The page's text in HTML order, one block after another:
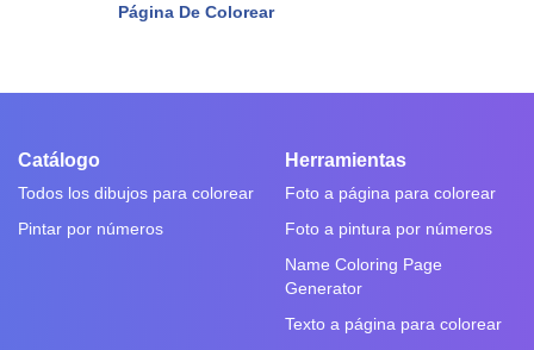
Página De Colorear
Catálogo
Todos los dibujos para colorear
Pintar por números
Herramientas
Foto a página para colorear
Foto a pintura por números
Name Coloring Page
Generator
Texto a página para colorear